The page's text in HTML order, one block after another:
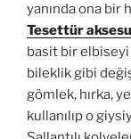
yanında ona bir
Tesettür
basit bir elbiseyi
bileklik gibi
gömlek, hırka,
kullanılıp o